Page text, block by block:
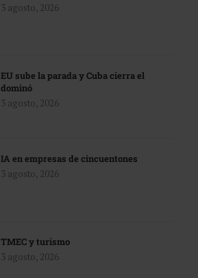
3 agosto, 2026
EU sube la parada y Cuba cierra el
dominó
3 agosto, 2026
IA en empresas de cincuentones
3 agosto, 2026
TMEC y turismo
3 agosto, 2026